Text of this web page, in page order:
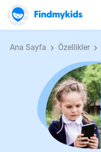
Ana Sayfa Özellikler